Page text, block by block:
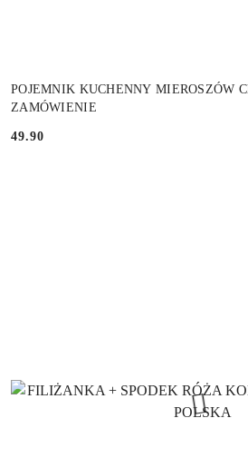
POJEMNIK KUCHENNY MIEROSZÓW
ZAMÓWIENIE
Cena:
49.90